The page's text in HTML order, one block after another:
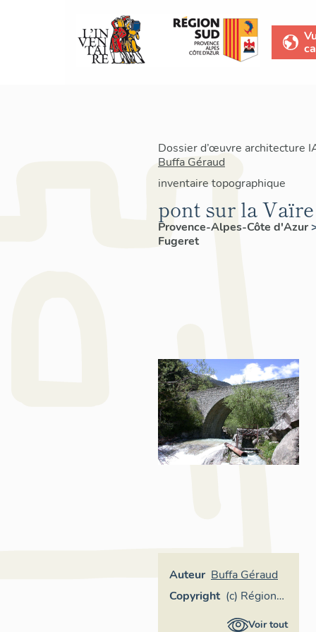
Dossier d’œuvre architecture
Buffa Géraud
inventaire topographique
pont sur la Vaïre
Provence-Alpes-Côte d'Azur
Fugeret
Auteur Buffa Géraud
Copyright (c) Région
Provence-
Voir tout